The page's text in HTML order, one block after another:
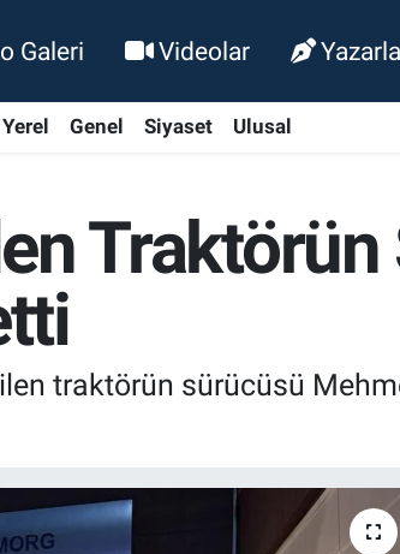
Galeri Videolar
Yerel Genel Siyaset Ulusal
traktörün sürücüsü